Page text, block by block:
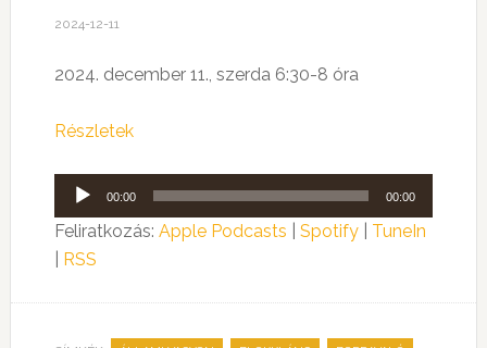
2024-12-11
2024. december 11., szerda 6:30-8 óra
Részletek
Audió
lejátszó
00:00 00:00
Feliratkozás: Apple Podcasts Spotify| TuneIn
RSS